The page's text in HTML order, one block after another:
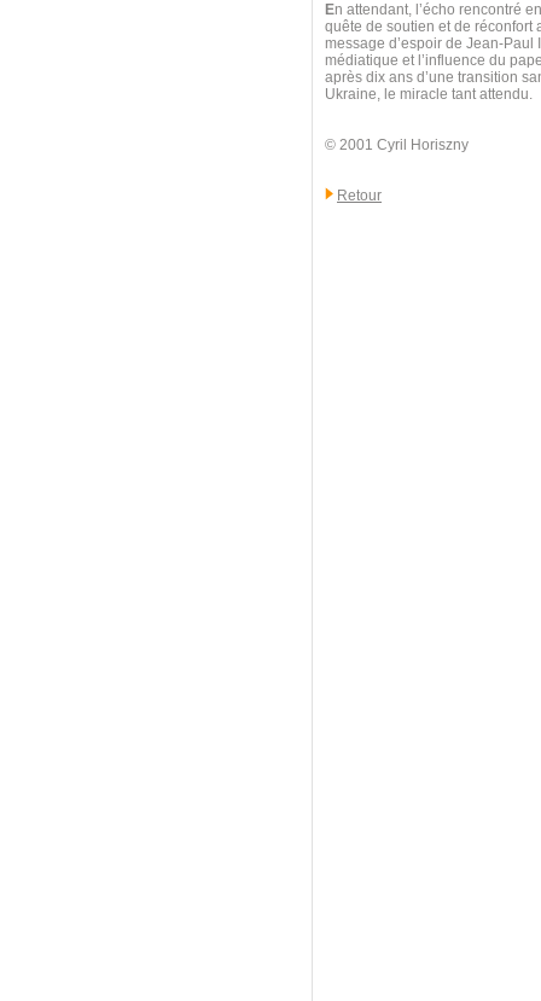
En attendant, l’écho rencontré
quête de soutien et de réconfort
message d’espoir de Jean-
médiatique et l’influence du
après dix ans d’une transition
Ukraine, le miracle tant attendu.
© 2001 Cyril Horiszny
Retour